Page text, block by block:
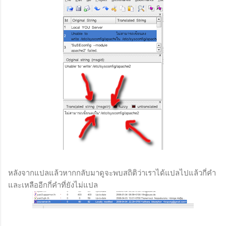
หลังจากแปลแล้วหากกลับมาดูจะพบสถิติว่าเราได้แปลไปแล้วกี่คำ
และเหลืออีกกี่คำที่ยังไม่แปล